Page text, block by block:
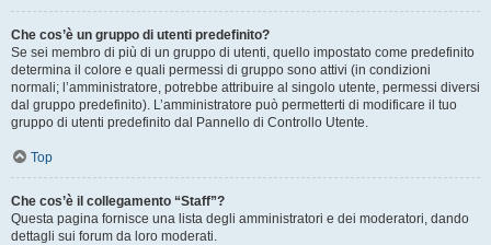
Che cos’è un gruppo di utenti predefinito?
Se sei membro di più di un gruppo di utenti, quello impostato come predefinito
determina il colore e quali permessi di gruppo sono attivi (in condizioni
normali; l’amministratore, potrebbe attribuire al singolo utente, permessi diversi
dal gruppo predefinito). L’amministratore può permetterti di modificare il tuo
gruppo di utenti predefinito dal Pannello di Controllo Utente.
Top
Che cos’è il collegamento “Staff”?
Questa pagina fornisce una lista degli amministratori e dei moderatori, dando
dettagli sui forum da loro moderati.